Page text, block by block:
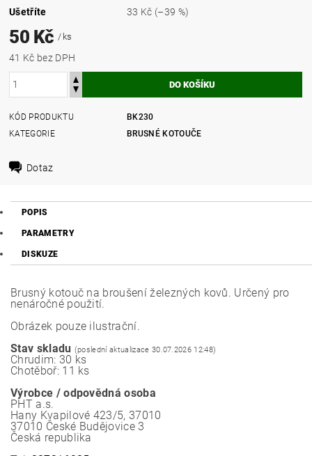
Ušetříte
33 Kč (–39 %)
50 Kč/ ks
41 Kč bez DPH
KÓD PRODUKTU
BK230
KATEGORIE
BRUSNÉ KOTOUČE
Dotaz
POPIS
PARAMETRY
DISKUZE
Brusný kotouč na broušení železných kovů. Určený pro
nenáročné použití.
Obrázek pouze ilustrační.
Stav skladu (poslední aktualizace 30.07.2026 12:48)
Chrudim: 30 ks
Chotěboř: 11 ks
Výrobce / odpovědná osoba
PHT a.s.
Hany Kvapilové 423/5, 37010
37010 České Budějovice 3
Česká republika